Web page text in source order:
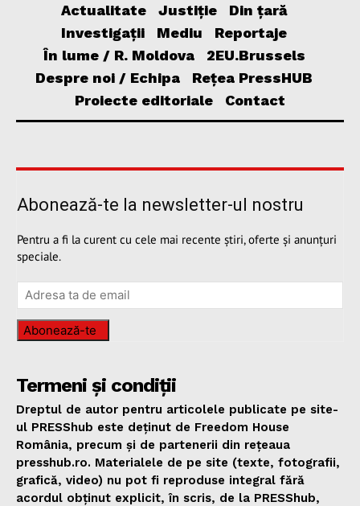
Actualitate Justiție
Din țară
Investigații
Mediu
Reportaje
În lume / R. Moldova
2EU.Brussels
Despre noi / Echipa
Rețea PressHUB
Proiecte editoriale
Contact
Abonează-te la newsletter-ul nostru
Pentru a fi la curent cu cele mai recente știri, oferte și anunțuri
speciale.
Abonează-te
Termeni și condiții
Dreptul de autor pentru articolele publicate pe site-
ul PRESShub este deținut de Freedom House
România, precum și de partenerii din rețeaua
presshub.ro. Materialele de pe site (texte, fotografii,
grafică, video) nu pot fi reproduse integral fără
acordul obținut explicit, în scris, de la PRESShub,